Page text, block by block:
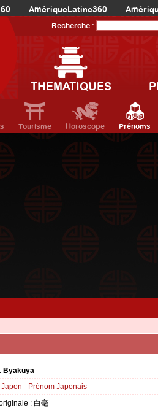
AmériqueLatine360
Recherche :
THEMATIQUES
Tourisme Horoscope Prénoms
Byakuya
Japon - Prénom Japonais
: 白毫